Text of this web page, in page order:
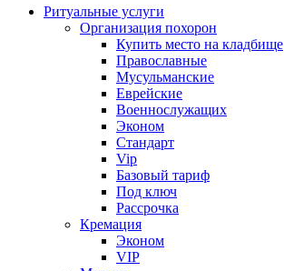
Ритуальные услуги
Организация похорон
Купить место на кладбище
Православные
Мусульманские
Еврейские
Военнослужащих
Эконом
Стандарт
Vip
Базовый тариф
Под ключ
Рассрочка
Кремация
Эконом
VIP